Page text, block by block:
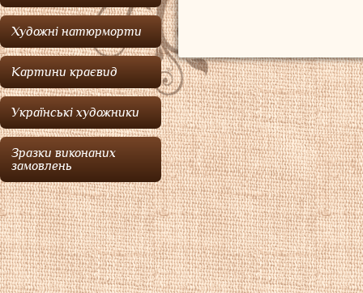
Художні натюрморти
Картини краєвид
Українські художники
Зразки виконаних
замовлень